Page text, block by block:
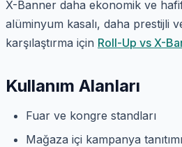
X-Banner daha ekonomik ve
alüminyum kasalı, daha prestijli
karşılaştırma için Roll-Up vs X-
Kullanım Alanları
Fuar ve kongre standları
Mağaza içi kampanya tanıtımı